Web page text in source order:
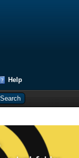
Help